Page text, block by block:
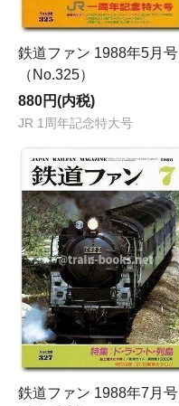
鉄道ファン 1988年5月号
（No.325）
880円(内税)
JR 1周年記念特大号
鉄道ファン 1988年7月号